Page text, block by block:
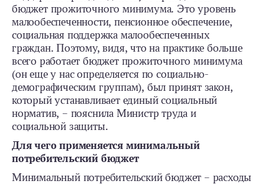
бюджет прожиточного минимума. Это уровень
малообеспеченности, пенсионное обеспечение,
социальная поддержка малообеспеченных
граждан. Поэтому, видя, что на практике больше
всего работает бюджет прожиточного минимума
(он еще у нас определяется по социально-
демографическим группам), был принят закон,
который устанавливает единый социальный
норматив, – пояснила Министр труда и
социальной защиты.
Для чего применяется минимальный
потребительский бюджет
Минимальный потребительский бюджет – расходы